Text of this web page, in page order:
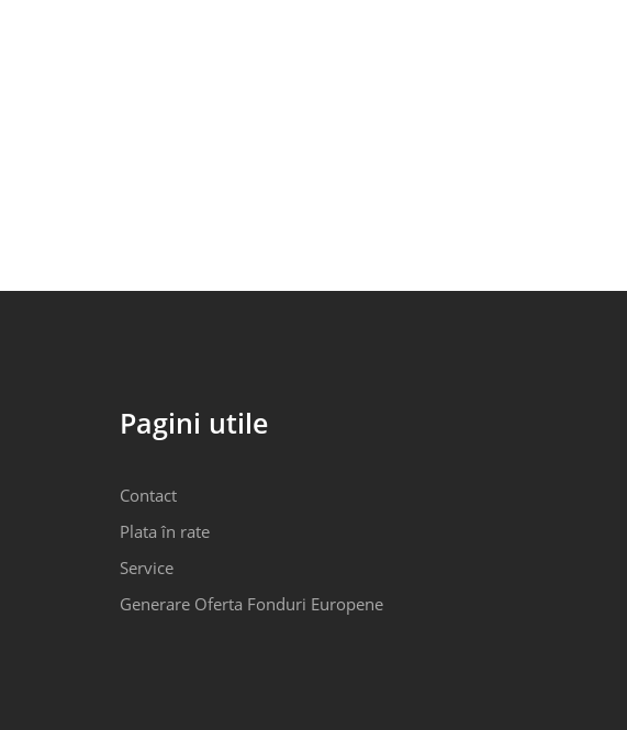
Pagini utile
Contact
Plata în rate
Service
Generare Oferta Fonduri Europene